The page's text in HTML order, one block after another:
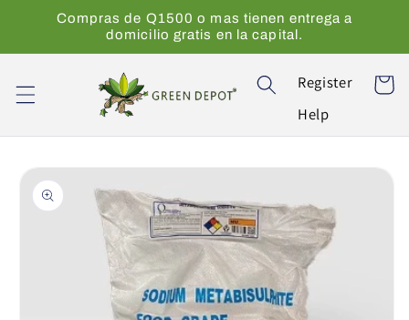
directamente
Compras de Q1500 o mas tienen entrega a
domicilio gratis en la capital.
Register
Help
Carrito
directamente
a la
información
del producto